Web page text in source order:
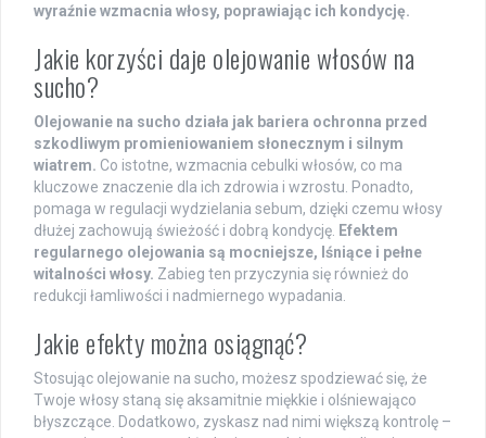
wyraźnie wzmacnia włosy, poprawiając ich kondycję.
Jakie korzyści daje olejowanie włosów na
sucho?
Olejowanie na sucho działa jak bariera ochronna przed
szkodliwym promieniowaniem słonecznym i silnym
wiatrem. Co istotne, wzmacnia cebulki włosów, co ma
kluczowe znaczenie dla ich zdrowia i wzrostu. Ponadto,
pomaga w regulacji wydzielania sebum, dzięki czemu włosy
dłużej zachowują świeżość i dobrą kondycję. Efektem
regularnego olejowania są mocniejsze, lśniące i pełne
witalności włosy. Zabieg ten przyczynia się również do
redukcji łamliwości i nadmiernego wypadania.
Jakie efekty można osiągnąć?
Stosując olejowanie na sucho, możesz spodziewać się, że
Twoje włosy staną się aksamitnie miękkie i olśniewająco
błyszczące. Dodatkowo, zyskasz nad nimi większą kontrolę –